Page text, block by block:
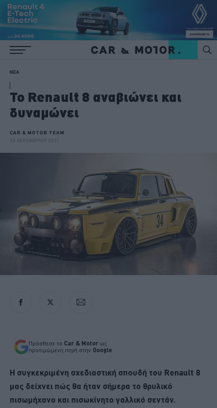
ΝΕΑ
Το Renault 8 αναβιώνει και
δυναμώνει
CAR & MOTOR TEAM
30 ΔΕΚΕΜΒΡΙΟΥ 2021
Πρόσθεσε το Car & Motor ως
προτιμώμενη πηγή στην Google
Η συγκεκριμένη σχεδιαστική σπουδή του Renault 8
μας δείχνει πώς θα ήταν σήμερα το θρυλικό
πισωμήχανο και πισωκίνητο γαλλικό σεντάν.